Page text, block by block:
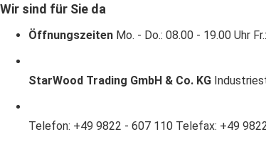
Wir sind für Sie da
Öffnungszeiten Mo. - Do.: 08.00 - 19.00 Uhr
StarWood Trading GmbH & Co. KG
Telefon: +49 9822 - 607 110 Telefax: +49